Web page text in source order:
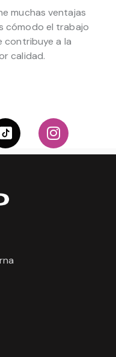
muchas ventajas
cómodo el trabajo
contribuye a la
calidad.